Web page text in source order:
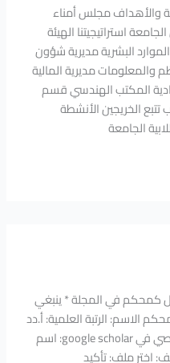
والأهداف مجلس أمناء
استراتيجيتنا الهيئة
البشرية مديرية شؤون
والمعلومات مديرية المالية
المكتب الهندسي قسم
الخريجين الأنشطة
الجامعة
كمحكم في المجلة * ينبغي
الاسم: الرتبة العلمية: أ.دد
الانتماء: التخصص: رابط الملف الشخصي في google scholar: اسم
اختر ملف: تأكيد